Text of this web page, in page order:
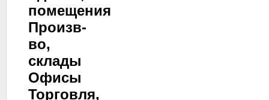
помещения
Произв-
во,
склады
Офисы
Торговля,